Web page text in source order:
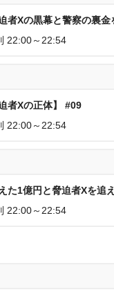
者Xの黒幕と警察の裏
22:00～22:54
者Xの正体】 #09
22:00～22:54
た1億円と脅迫者Xを追
22:00～22:54